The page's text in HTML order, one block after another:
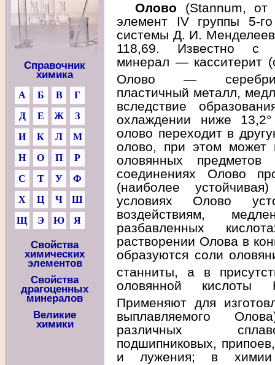
Справочник
химика
А Б В
Г
Д
Е Ж
З
И
К Л
М
Н
О П
Р
С
Т У
Ф
Х
Ц Ч
Ш
Щ
Э Ю Я
Свойства
химических
элементов
Свойства
драгоценных
минералов
Великие
химики
Олово (Stannum,
элемент IV группы 5-
системы Д. И.
118,69. Известно с
минерал — касситерит
Олово —
пластичный металл,
вследствие
охлаждении ниже
олово переходит в
олово, при этом может
оловянных
соединениях Олово
(наиболее
условиях Олово
воздействиям,
разбавленных
растворении Олова в
образуются соли
станниты, а в
оловянной кислоты
Применяют для
выплавляемого
различных
подшипниковых,
и лужения; в